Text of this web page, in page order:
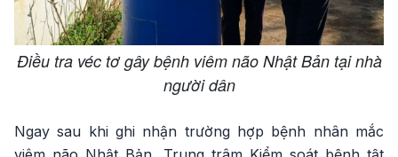
Điều tra véc tơ gây bệnh viêm não Nhật Bản tại nhà
người dân
Ngay sau khi ghi nhận trường hợp bệnh nhân mắc